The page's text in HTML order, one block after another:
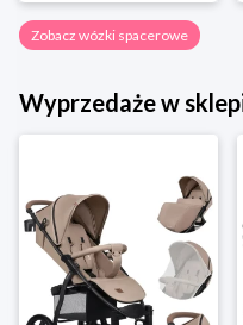
Zobacz wózki spacerowe
Wyprzedaże w